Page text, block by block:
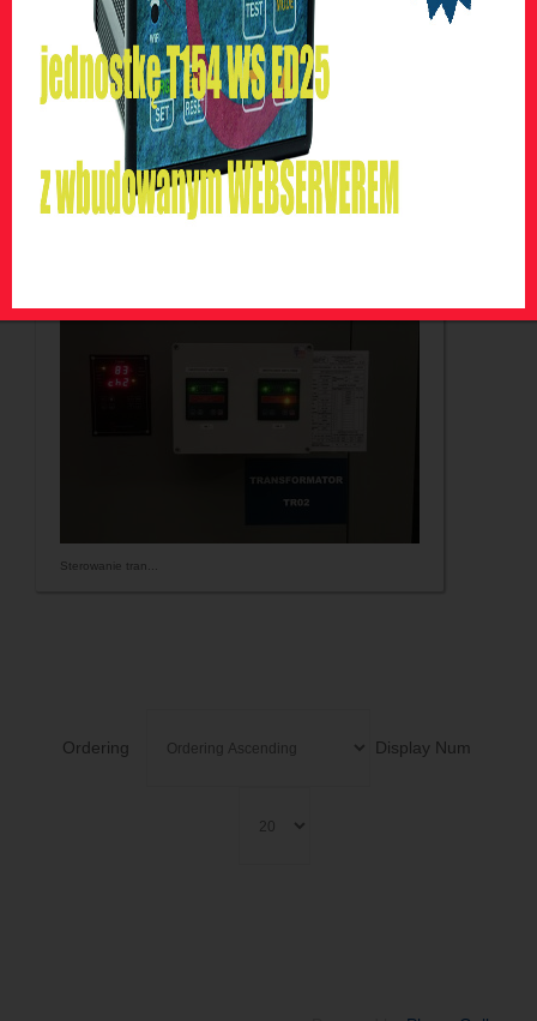
Sterowanie tran...
Sterowanie tran...
Ordering Display Num